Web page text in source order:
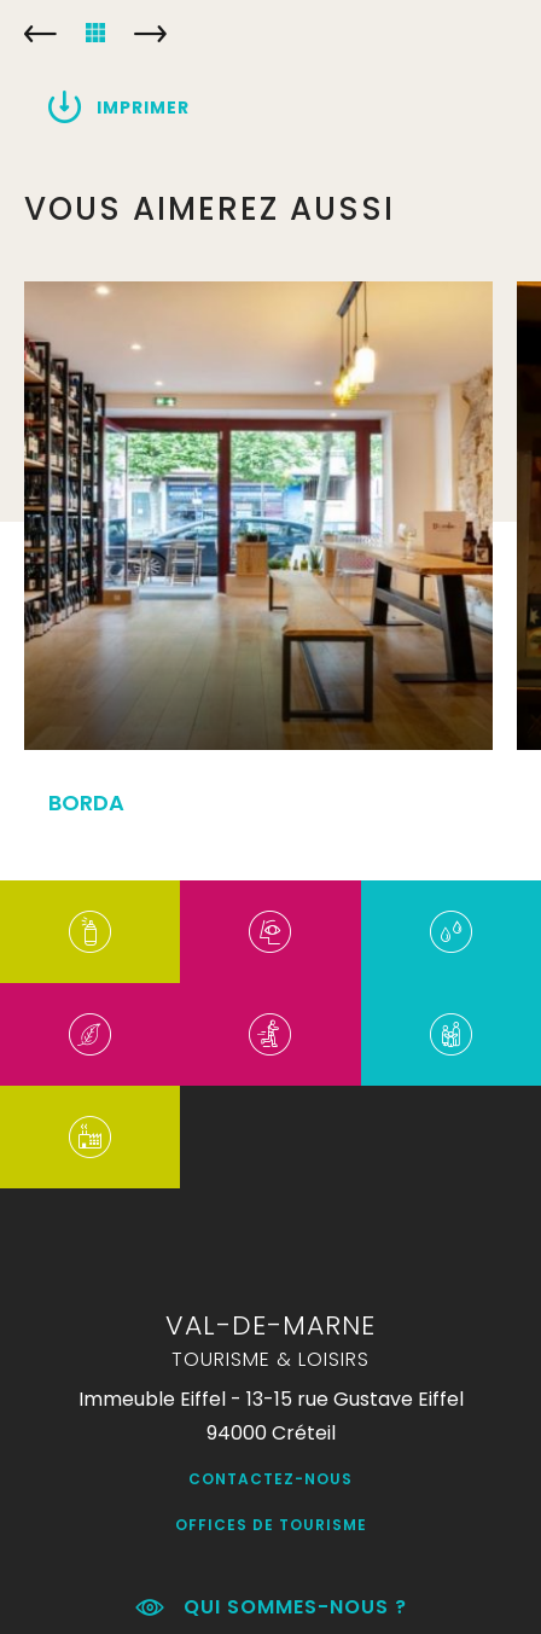
IMPRIMER
VOUS AIMEREZ AUSSI
BORDA
VAL-DE-MARNE
TOURISME & LOISIRS
Immeuble Eiffel - 13-15 rue Gustave Eiffel
94000 Créteil
CONTACTEZ-NOUS
OFFICES DE TOURISME
QUI SOMMES-NOUS ?